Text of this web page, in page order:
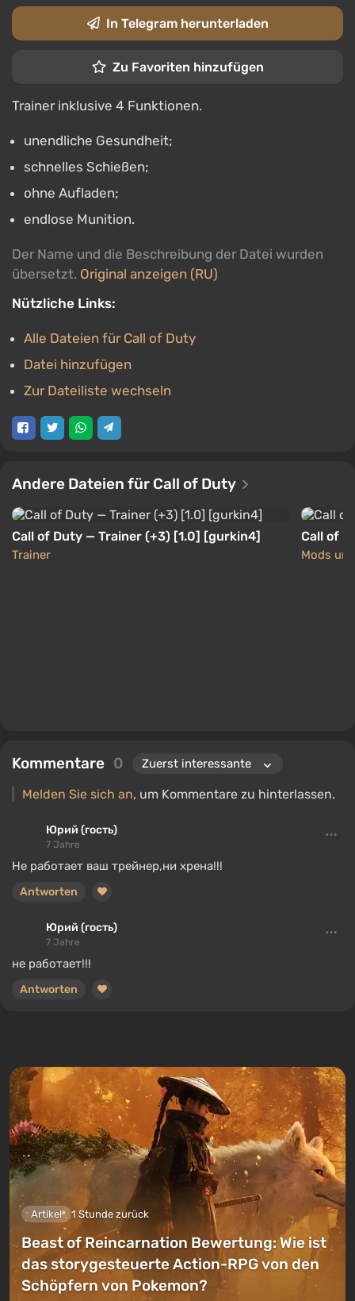
In Telegram herunterladen
Zu Favoriten hinzufügen
Trainer inklusive 4 Funktionen.
unendliche Gesundheit;
schnelles Schießen;
ohne Aufladen;
endlose Munition.
Der Name und die Beschreibung der Datei wurden
übersetzt. Original anzeigen (RU)
Nützliche Links:
Alle Dateien für Call of Duty
Datei hinzufügen
Zur Dateiliste wechseln
Andere Dateien für Call of Duty
Call of Duty — Trainer (+3) [1.0] [gurkin4]
Trainer
Call of
Mods
Kommentare 0
Melden Sie sich an, um Kommentare zu hinterlassen.
Юрий (гость)
7 Jahre
Не работает ваш трейнер,ни хрена!!!
Antworten
Юрий (гость)
7 Jahre
не работает!!!
Antworten
Artikel 1 Stunde zurück
Beast of Reincarnation Bewertung: Wie ist
das storygesteuerte Action-RPG von den
Schöpfern von Pokemon?